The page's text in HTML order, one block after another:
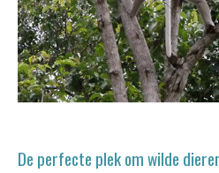
De perfecte plek om wilde